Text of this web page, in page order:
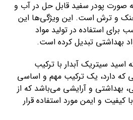
صورت پودر سفید قابل حل در آب و
و ترش است. این ویژگی‌ها این
برای استفاده در تولید مواد
بهداشتی تبدیل کرده است.
سیتریک آبدار با ترکیب
که دارد، یک ترکیب مهم و اساسی
بهداشتی و آرایشی می‌باشد که از
کیفیت و ایمن مورد استفاده قرار